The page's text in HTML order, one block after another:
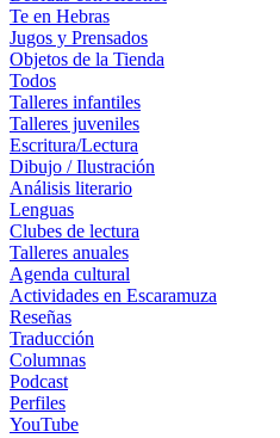
Te en Hebras
Jugos y Prensados
Objetos de la Tienda
Todos
Talleres infantiles
Talleres juveniles
Escritura/Lectura
Dibujo / Ilustración
Análisis literario
Lenguas
Clubes de lectura
Talleres anuales
Agenda cultural
Actividades en Escaramuza
Reseñas
Traducción
Columnas
Podcast
Perfiles
YouTube